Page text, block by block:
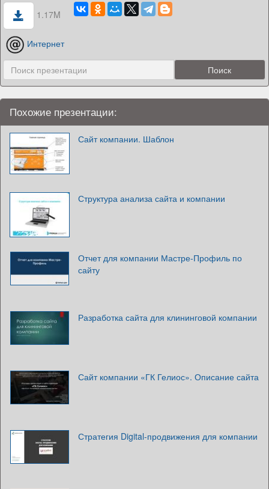
1.17M
Интернет
Похожие презентации:
Сайт компании. Шаблон
Структура анализа сайта и компании
Отчет для компании Мастре-Профиль по
сайту
Разработка сайта для клининговой компании
Сайт компании «ГК Гелиос». Описание сайта
Стратегия Digital-продвижения для компании